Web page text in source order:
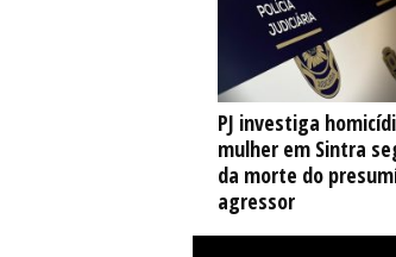
PJ investiga
mulher em Sintra
da morte do
agressor